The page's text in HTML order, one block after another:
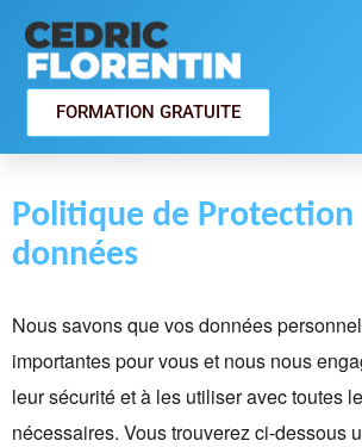
FORMATION GRATUITE
Politique de Protection
données
Nous savons que vos données
importantes pour vous et nous nous
leur sécurité et à les utiliser avec toutes
nécessaires. Vous trouverez ci-dessous